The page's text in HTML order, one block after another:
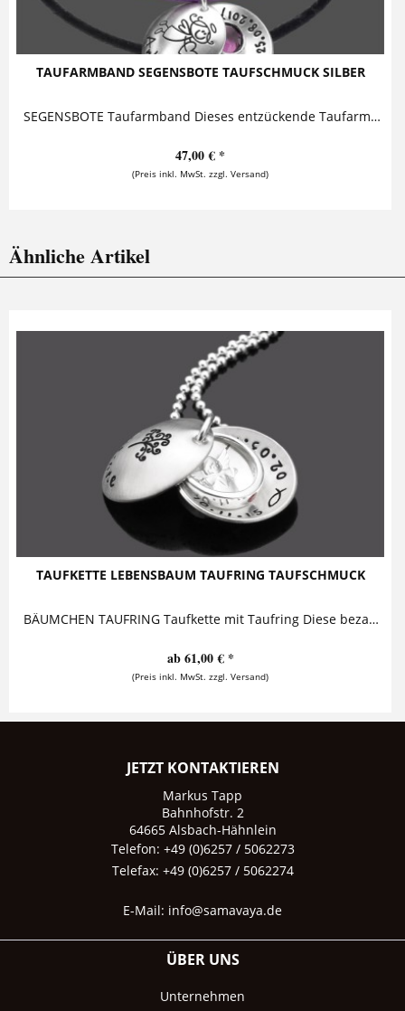
TAUFARMBAND SEGENSBOTE TAUFSCHMUCK SILBER
SEGENSBOTE Taufarmband Dieses entzückende Taufarmband mit Gravur besteht aus einem personalisierten Namensanhänger, in dessen Inneren ein funkelnder Geburtsstein verborgen ist. Der Anhänger ist an...
47,00 € *
(Preis inkl. MwSt. zzgl. Versand)
Ähnliche Artikel
TAUFKETTE LEBENSBAUM TAUFRING TAUFSCHMUCK
BÄUMCHEN TAUFRING Taufkette mit Taufring Diese bezaubernde Taufkette mit Gravur aus 925 Sterling Silber besteht aus einem personalisierten...
ab 61,00 € *
(Preis inkl. MwSt. zzgl. Versand)
JETZT KONTAKTIEREN
Markus Tapp
Bahnhofstr. 2
64665 Alsbach-Hähnlein
Telefon: +49 (0)6257 / 5062273
Telefax: +49 (0)6257 / 5062274
E-Mail: info@samavaya.de
ÜBER UNS
Unternehmen